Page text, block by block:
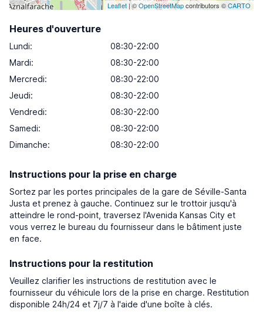
Leaflet| ©OpenStreetMapcontributors ©CARTO
Heures d'ouverture
Lundi:
08:30-22:00
Mardi:
08:30-22:00
Mercredi:
08:30-22:00
Jeudi:
08:30-22:00
Vendredi:
08:30-22:00
Samedi:
08:30-22:00
Dimanche: 08:30-22:00
Instructions pour la prise en charge
Sortez par les portes principales de la gare de Séville-Santa
Justa et prenez à gauche. Continuez sur le trottoir jusqu'à
atteindre le rond-point, traversez l'Avenida Kansas City et
vous verrez le bureau du fournisseur dans le bâtiment juste
en face.
Instructions pour la restitution
Veuillez clarifier les instructions de restitution avec le
fournisseur du véhicule lors de la prise en charge. Restitution
disponible 24h/24 et 7j/7 à l'aide d'une boîte à clés.